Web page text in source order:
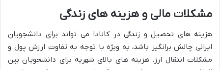
مشکلات مالی و هزینه های زندگی
هزینه های تحصیل و زندگی در کانادا می تواند برای دانشجویان
ایرانی چالش برانگیز باشد، به ویژه با توجه به تفاوت ارزش پول و
مشکلات انتقال ارز. هزینه های بالای شهریه برای دانشجویان بین